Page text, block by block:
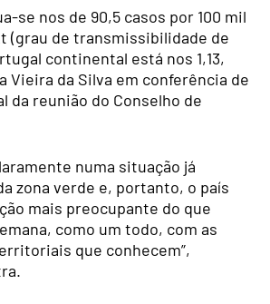
se nos de 90,5 casos por 100 mil
(grau de transmissibilidade de
continental está nos 1,13,
Vieira da Silva em conferência de
da reunião do Conselho de
numa situação já
zona verde e, portanto, o país
mais preocupante do que
como um todo, com as
que conhecem”,